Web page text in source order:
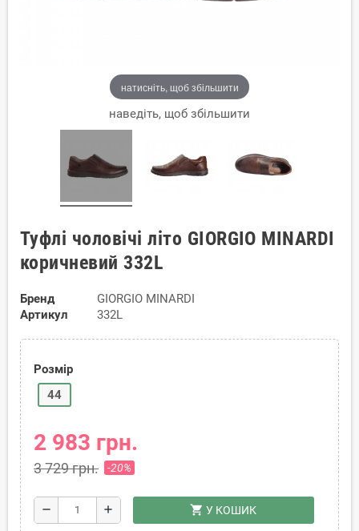
натисніть, щоб збільшити
наведіть, щоб збільшити
Туфлі чоловічі літо GIORGIO MINARDI
коричневий 332L
Бренд
GIORGIO MINARDI
Артикул
332L
Розмір
44
2 983 грн.
3 729 грн. -20%
remove add shopping_cart У КОШИК